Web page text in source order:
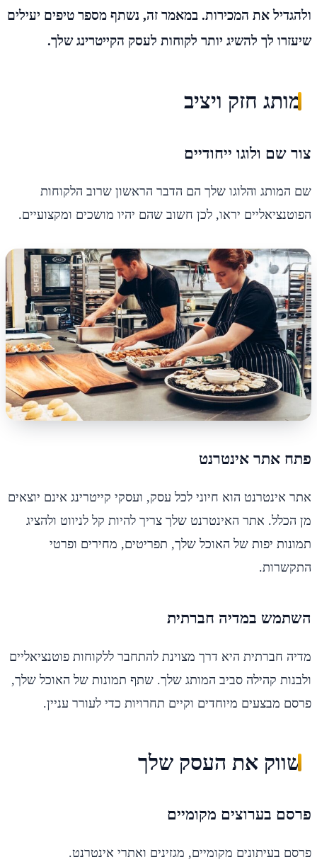
ולהגדיל את המכירות. במאמר זה, נשתף מספר טיפים יעילים
שיעזרו לך להשיג יותר לקוחות לעסק הקייטרינג שלך.
מותג חזק ויציב
צור שם ולוגו ייחודיים
שם המותג והלוגו שלך הם הדבר הראשון שרוב הלקוחות
הפוטנציאליים יראו, לכן חשוב שהם יהיו מושכים ומקצועיים.
פתח אתר אינטרנט
אתר אינטרנט הוא חיוני לכל עסק, ועסקי קייטרינג אינם יוצאים
מן הכלל. אתר האינטרנט שלך צריך להיות קל לניווט ולהציג
תמונות יפות של האוכל שלך, תפריטים, מחירים ופרטי
התקשרות.
השתמש במדיה חברתית
מדיה חברתית היא דרך מצוינת להתחבר ללקוחות פוטנציאליים
ולבנות קהילה סביב המותג שלך. שתף תמונות של האוכל שלך,
פרסם מבצעים מיוחדים וקיים תחרויות כדי לעורר עניין.
שווק את העסק שלך
פרסם בערוצים מקומיים
פרסם בעיתונים מקומיים, מגזינים ואתרי אינטרנט.